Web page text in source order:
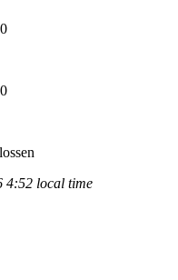
4:52 local time